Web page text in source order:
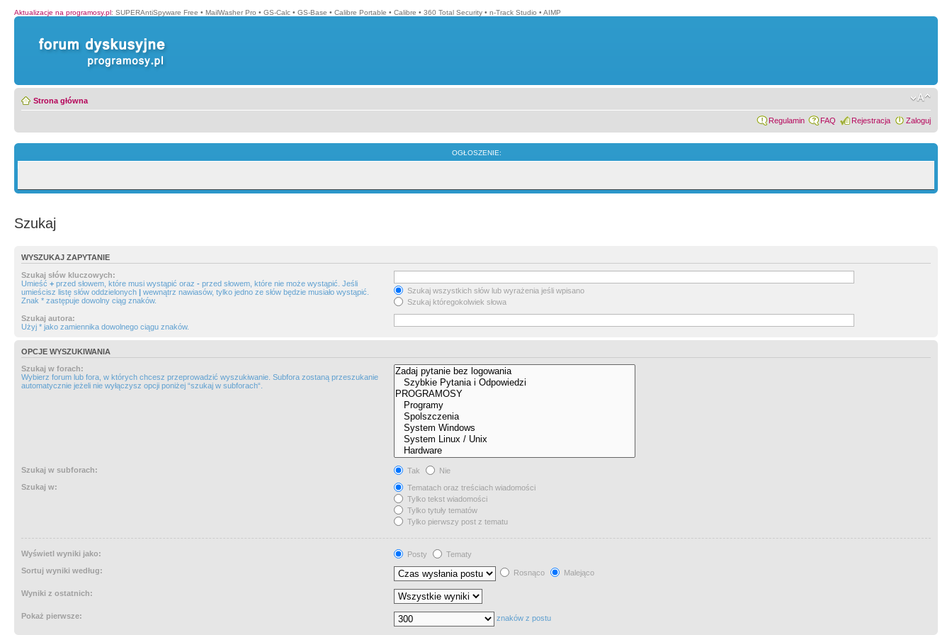
Aktualizacje na programosy.pl: SUPERAntiSpyware Free • MailWasher Pro • GS-Calc • GS-Base • Calibre Portable • Calibre • 360 Total Security • n-Track Studio • AIMP
Strona główna
Regulamin FAQ Rejestracja Zaloguj
OGŁOSZENIE:
Szukaj
WYSZUKAJ ZAPYTANIE
Szukaj słów kluczowych:
Umieść + przed słowem, które musi wystąpić oraz - przed słowem, które nie może wystąpić. Jeśli
umieścisz listę słów oddzielonych | wewnątrz nawiasów, tylko jedno ze słów będzie musiało wystąpić.
Znak * zastępuje dowolny ciąg znaków.
Szukaj wszystkich słów lub wyrażenia jeśli wpisano
Szukaj któregokolwiek słowa
Szukaj autora:
Użyj * jako zamiennika dowolnego ciągu znaków.
OPCJE WYSZUKIWANIA
Szukaj w forach:
Wybierz forum lub fora, w których chcesz przeprowadzić wyszukiwanie. Subfora zostaną przeszukanie
automatycznie jeżeli nie wyłączysz opcji poniżej “szukaj w subforach“.
Szukaj w subforach: Tak
Nie
Szukaj w:
Tematach oraz treściach wiadomości
Tylko tekst wiadomości
Tylko tytuły tematów
Tylko pierwszy post z tematu
Wyświetl wyniki jako: Posty
Tematy
Sortuj wyniki według:
Rosnąco Malejąco
Wyniki z ostatnich:
Pokaż pierwsze: znaków z postu